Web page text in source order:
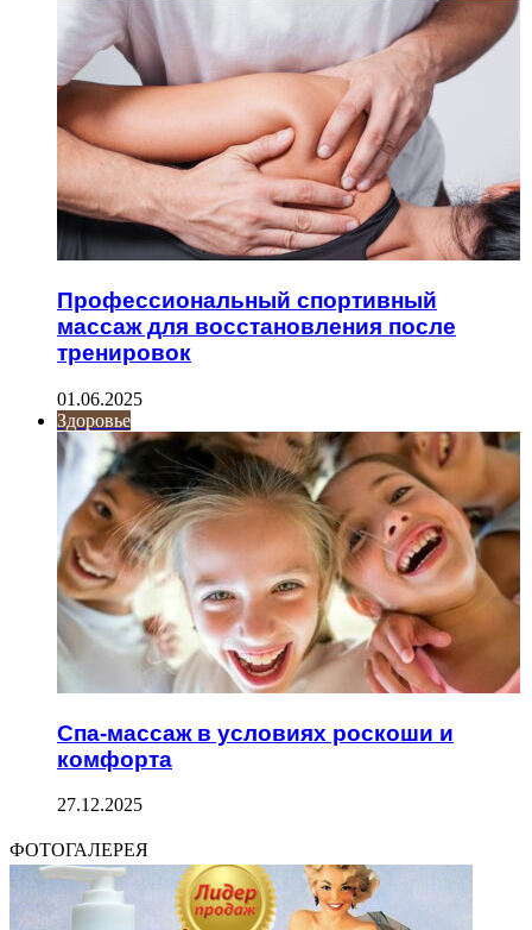
Профессиональный спортивный
массаж для восстановления после
тренировок
01.06.2025
Здоровье
Спа-массаж в условиях роскоши и
комфорта
27.12.2025
ФОТОГАЛЕРЕЯ